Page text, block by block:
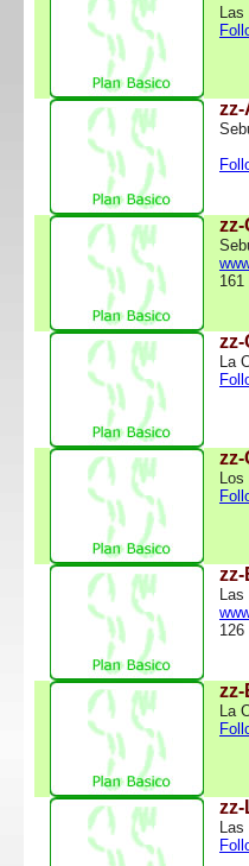
Las
zz-
161
La
zz-
Las
126
La
zz-